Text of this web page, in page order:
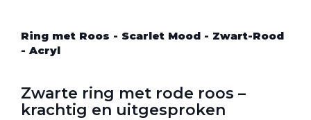
Ring met Roos - Scarlet Mood - Zwart-Rood
- Acryl
Zwarte ring met rode roos –
krachtig en uitgesproken